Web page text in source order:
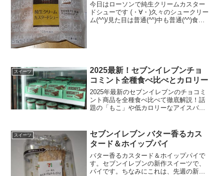
今日はローソンで純生クリームカスター
ドシューです (・∀・)久々のシュークリー
ム(^^)/見た目は普通(^^)中も普通(^^)食べ
スイーツ
2025最新！セブンイレブンチョ
コミント全種食べ比べとカロリー
2025年最新のセブンイレブンのチョコミ
ント商品を全種食べ比べて徹底解説！話
題の「もこ」や低カロリーなアイスバ
ブンのチョコミントが売ってない時の対
処法や他社比較も必見。チョコミン党な
ら見逃せない情報をまとめました。
スイーツ
セブンイレブン バター香るカス
タード＆ホイップパイ
バター香るカスタード＆ホイップパイで
す。セブンイレブンの新作スイーツで、
パイです。ちなみにこれは、先週の新作